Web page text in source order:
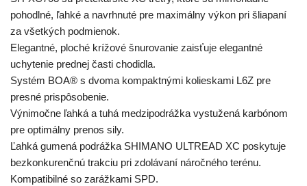
pohodlné, ľahké a navrhnuté pre maximálny výkon pri šliapaní
za všetkých podmienok.
Elegantné, ploché krížové šnurovanie zaisťuje elegantné
uchytenie prednej časti chodidla.
Systém BOA® s dvoma kompaktnými kolieskami L6Z pre
presné prispôsobenie.
Výnimočne ľahká a tuhá medzipodrážka vystužená karbónom
pre optimálny prenos sily.
Ľahká gumená podrážka SHIMANO ULTREAD XC poskytuje
bezkonkurenčnú trakciu pri zdolávaní náročného terénu.
Kompatibilné so zarážkami SPD.